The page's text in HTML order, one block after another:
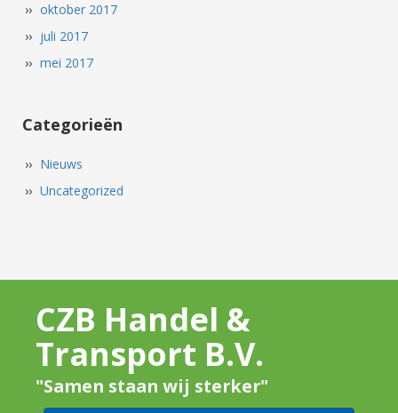
oktober 2017
juli 2017
mei 2017
Categorieën
Nieuws
Uncategorized
CZB Handel &
Transport B.V.
"Samen staan wij sterker"